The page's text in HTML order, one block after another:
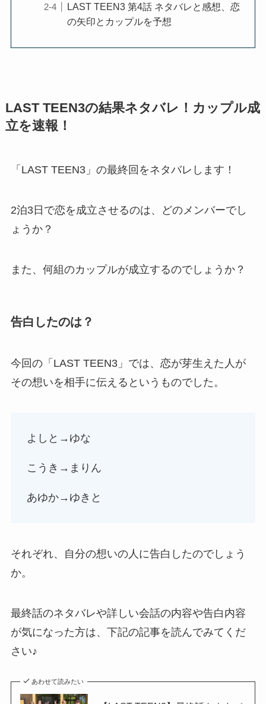
LAST TEEN3 第4話 ネタバレと感想、恋
の矢印とカップルを予想
LAST TEEN3の結果ネタバレ！カップル成
立を速報！
「LAST TEEN3」の最終回をネタバレします！
2泊3日で恋を成立させるのは、どのメンバーでし
ょうか？
また、何組のカップルが成立するのでしょうか？
告白したのは？
今回の「LAST TEEN3」では、恋が芽生えた人が
その想いを相手に伝えるというものでした。
よしと→ゆな
こうき→まりん
あゆか→ゆきと
それぞれ、自分の想いの人に告白したのでしょう
か。
最終話のネタバレや詳しい会話の内容や告白内容
が気になった方は、下記の記事を読んでみてくだ
さい♪
あわせて読みたい